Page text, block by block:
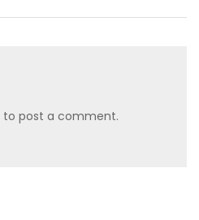
to post a comment.